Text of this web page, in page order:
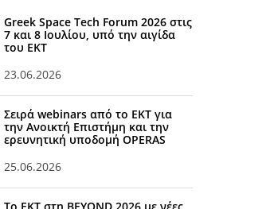
Greek Space Tech Forum 2026 στις
7 και 8 Ιουλίου, υπό την αιγίδα
του ΕΚΤ
23.06.2026
Σειρά webinars από το ΕΚΤ για
την Ανοικτή Επιστήμη και την
ερευνητική υποδομή OPERAS
25.06.2026